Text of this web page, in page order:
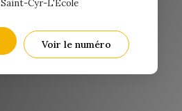
Saint-Cyr-L'École
Voir le numéro